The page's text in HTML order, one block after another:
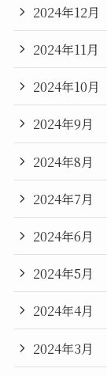
2024年12月
2024年11月
2024年10月
2024年9月
2024年8月
2024年7月
2024年6月
2024年5月
2024年4月
2024年3月